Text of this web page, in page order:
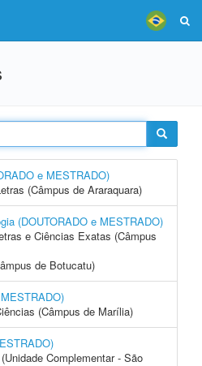
e MESTRADO)
(Câmpus de Araraquara)
(DOUTORADO e MESTRADO)
e Ciências Exatas (Câmpus
de Botucatu)
(Câmpus de Marília)
Complementar - São